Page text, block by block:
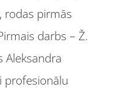
rodas pirmās
darbs – Ž.
Aleksandra
profesionālu